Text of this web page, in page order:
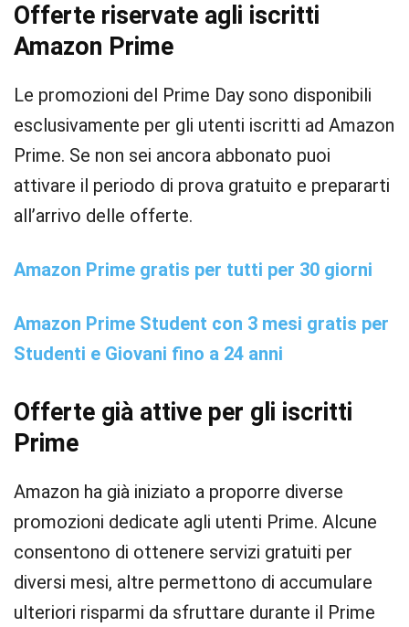
Offerte riservate agli iscritti
Amazon Prime
Le promozioni del Prime Day sono disponibili
esclusivamente per gli utenti iscritti ad Amazon
Prime. Se non sei ancora abbonato puoi
attivare il periodo di prova gratuito e prepararti
all’arrivo delle offerte.
Amazon Prime gratis per tutti per 30 giorni
Amazon Prime Student con 3 mesi gratis per
Studenti e Giovani fino a 24 anni
Offerte già attive per gli iscritti
Prime
Amazon ha già iniziato a proporre diverse
promozioni dedicate agli utenti Prime. Alcune
consentono di ottenere servizi gratuiti per
diversi mesi, altre permettono di accumulare
ulteriori risparmi da sfruttare durante il Prime